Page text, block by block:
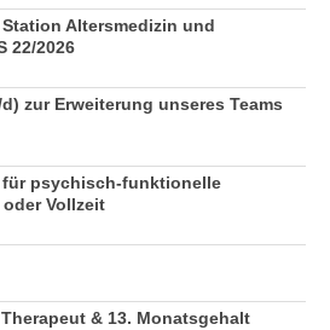
Altersmedizin und
22/2026
zur Erweiterung unseres Teams
für psychisch-funktionelle
Vollzeit
& 13. Monatsgehalt